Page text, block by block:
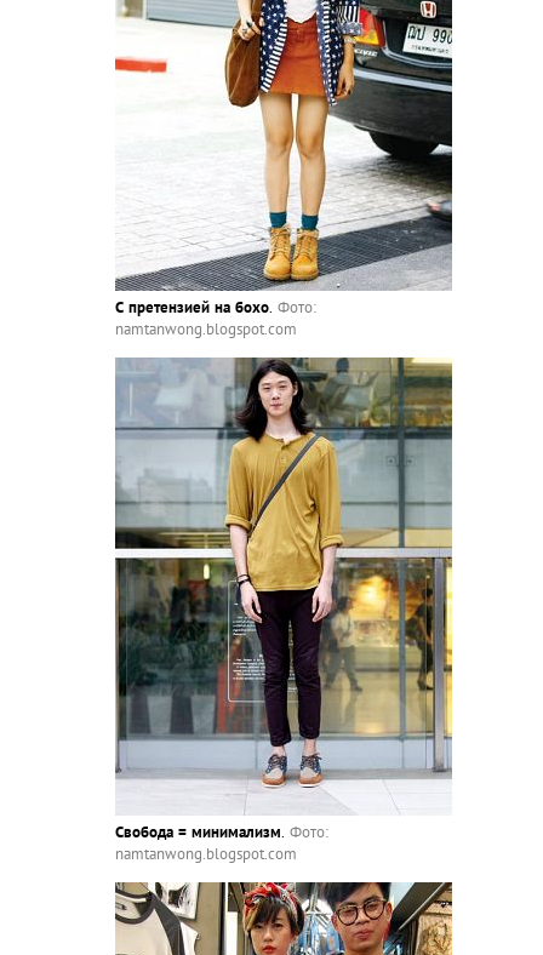
С претензией на бохо. Фото:
namtanwong.blogspot.com
Свобода = минимализм. Фото:
namtanwong.blogspot.com